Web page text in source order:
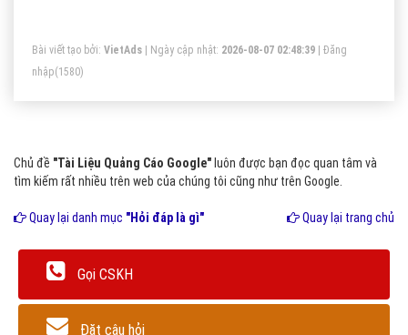
Bài viết tạo bởi: VietAds | Ngày cập nhật: 2026-08-07 02:48:39
Đăng
nhập(1580)
Chủ đề "Tài Liệu Quảng Cáo Google" luôn được bạn đọc quan tâm và
tìm kiếm rất nhiều trên web của chúng tôi cũng như trên Google.
Quay lại danh mục "Hỏi đáp là gì" Quay lại trang chủ
Gọi CSKH
Đặt câu hỏi